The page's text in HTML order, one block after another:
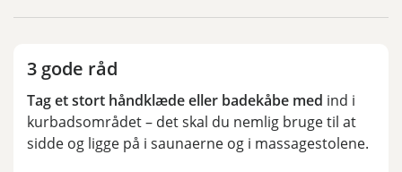
3 gode råd
Tag et stort håndklæde eller badekåbe med ind i
kurbadsområdet – det skal du nemlig bruge til at
sidde og ligge på i saunaerne og i massagestolene.